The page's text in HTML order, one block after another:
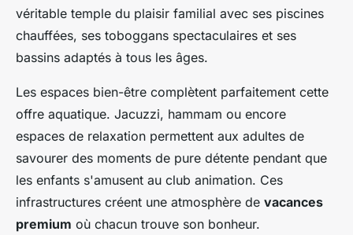
véritable temple du plaisir familial avec ses piscines
chauffées, ses toboggans spectaculaires et ses
bassins adaptés à tous les âges.
Les espaces bien-être complètent parfaitement cette
offre aquatique. Jacuzzi, hammam ou encore
espaces de relaxation permettent aux adultes de
savourer des moments de pure détente pendant que
les enfants s'amusent au club animation. Ces
infrastructures créent une atmosphère de vacances
premium où chacun trouve son bonheur.